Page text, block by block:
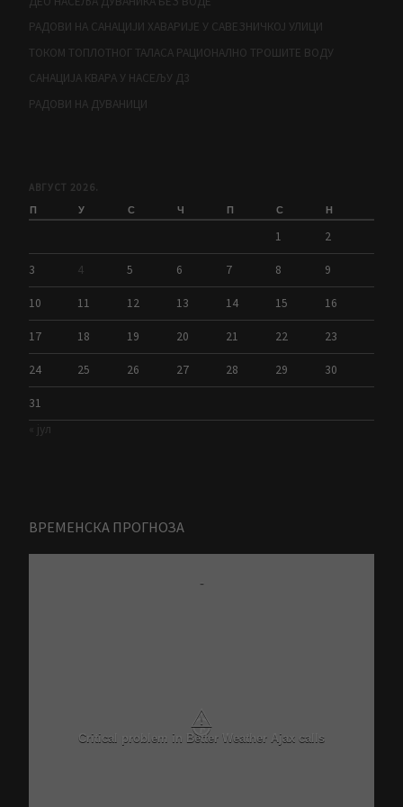
РАДОВИ НА САНАЦИЈИ ХАВАРИЈЕ У САВЕЗНИЧКОЈ УЛИЦИ
ТОКОМ ТОПЛОТНОГ ТАЛАСА РАЦИОНАЛНО ТРОШИТЕ ВОДУ
САНАЦИЈА КВАРА У НАСЕЉУ Д3
РАДОВИ НА ДУВАНИЦИ
АВГУСТ 2026.
П У С Ч П С Н
1 2
3 4 5 6 7 8 9
10 11 12 13 14 15 16
17 18 19 20 21 22 23
24 25 26 27 28 29 30
31
« јул
ВРЕМЕНСКА ПРОГНОЗА
-
⚠
Critical problem in Better Weather Ajax calls